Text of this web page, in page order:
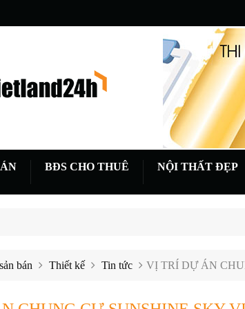
BĐS CHO THUÊ NỘI THẤT ĐẸP
bán Thiết kế Tin tức VỊ TRÍ DỰ ÁN